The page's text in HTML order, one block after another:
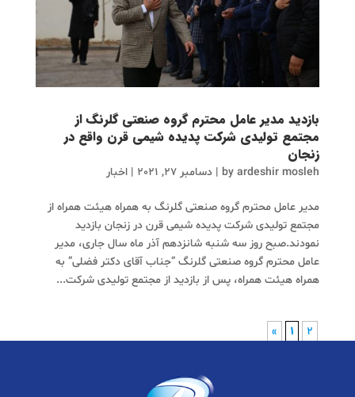
بازدید مدیر عامل محترم گروه صنعتی گلرنگ از
مجتمع تولیدی شرکت پدیده شیمی قرن واقع در
زنجان
byardeshir mosleh
| دسامبر 27, 2021 | اخبار
مدیر عامل محترم گروه صنعتی گلرنگ به همراه هیئت همراه از
مجتمع تولیدی شرکت پدیده شیمی قرن در زنجان بازدید
نمودند.صبح روز سه شنبه شانزدهم آذر ماه سال جاری، مدیر
عامل محترم گروه صنعتی گلرنگ “جناب آقای دکتر فضلی” به
همراه هیئت همراه، پس از بازدید از مجتمع تولیدی شرکت...
1 2
»